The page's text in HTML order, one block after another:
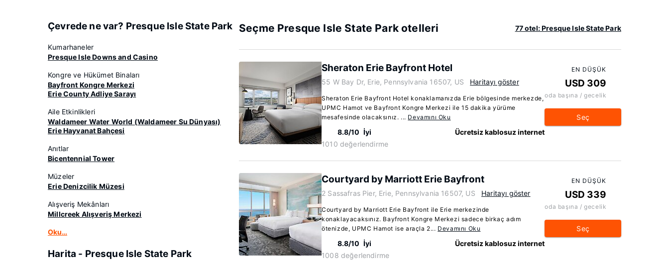
Çevrede ne var? Presque Isle State Park
Kumarhaneler
Presque Isle Downs and Casino
Kongre ve Hükümet Binaları
Bayfront Kongre Merkezi
Erie County Adliye Sarayı
Aile Etkinlikleri
Waldameer Water World (Waldameer Su Dünyası)
Erie Hayvanat Bahçesi
Anıtlar
Bicentennial Tower
Müzeler
Erie Denizcilik Müzesi
Alışveriş Mekânları
Millcreek Alışveriş Merkezi
Oku…
Harita - Presque Isle State Park
Seçme Presque Isle State Park otelleri 77 otel: Presque Isle State Park
Sheraton Erie Bayfront Hotel
55 W Bay Dr, Erie, Pennsylvania 16507, US Haritayı göster
Sheraton Erie Bayfront Hotel konaklamanızda Erie bölgesinde merkezde,
UPMC Hamot ve Bayfront Kongre Merkezi ile 15 dakika yürüme
mesafesinde olacaksınız. ... Devamını Oku
8.8/10 İyi
1010 değerlendirme
Ücretsiz kablosuz internet
EN DÜŞÜK
USD 309
oda başına / gecelik
Seç
Courtyard by Marriott Erie Bayfront
2 Sassafras Pier, Erie, Pennsylvania 16507, US Haritayı göster
Courtyard by Marriott Erie Bayfront ile Erie merkezinde
konaklayacaksınız. Bayfront Kongre Merkezi sadece birkaç adım
ötenizde, UPMC Hamot ise araçla 2... Devamını Oku
8.8/10 İyi
1008 değerlendirme
Ücretsiz kablosuz internet
EN DÜŞÜK
USD 339
oda başına / gecelik
Seç